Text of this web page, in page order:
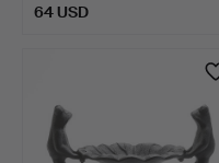
64 USD